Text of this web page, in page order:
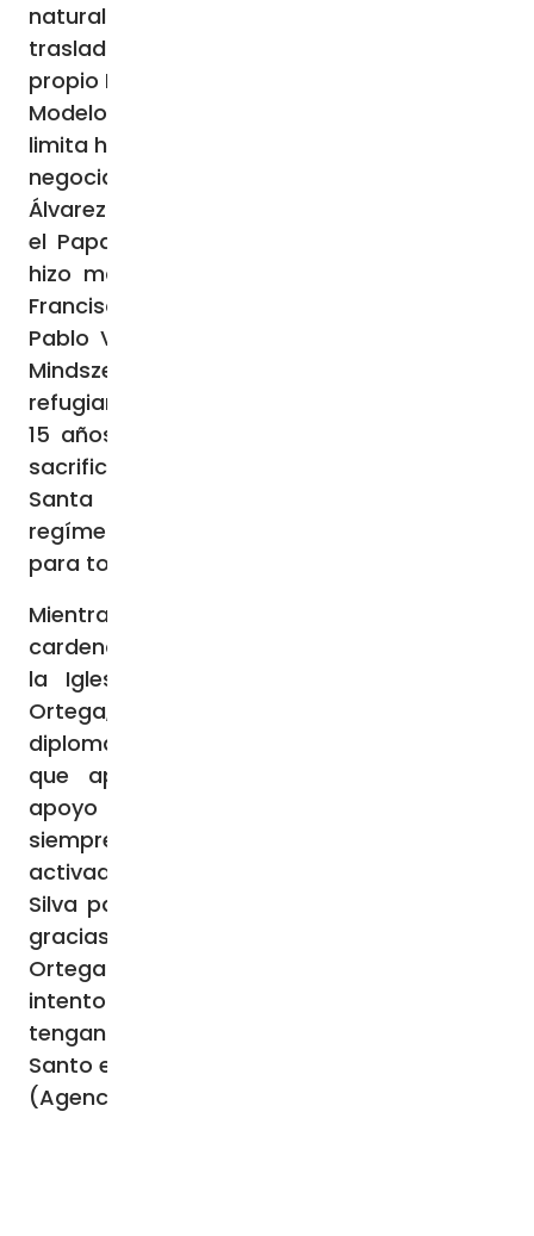
natural (el obispo de Matagalpa suele
trasladarse a Managua, como le ocurrió al
propio Brenes) está engullido en la cárcel La
Modelo, y la nunciatura está cerrada, lo que
limita hasta la capacidad del Vaticano para
negociar la liberación de Álvarez. El obispo
Álvarez dijo que sólo abandonaría el país si
el Papa se lo pedía. El Papa Juan Pablo II
hizo marchar al Arzobispo de La Habana,
Francisco Ricardo Oves, en 1980, y el Papa
Pablo VI pidió al Cardenal húngaro József
Mindszenty que viniera a Roma tras
refugiarse en la Embajada de EE.UU. durante
15 años. Todos ellos tuvieron que aceptar
sacrificios en las opciones tomadas por la
Santa Sede para hacer frente a los
regímenes comunistas y preservar la Iglesia
para toda la comunidad de fieles.
Mientras tanto, debemos rezar por el
cardenal Brenes. En su intento por preservar
la Iglesia, el arzobispo de Cuba, Jamie
Ortega, siempre ha contado con
diplomáticos discretos del Vaticano en los
que apoyarse, pero Brenes tiene poco
apoyo local. Entre bastidores, el Papa
siempre está trabajando. Sabemos que ha
activado al presidente brasileño Luis Lula da
Silva para que ayude a sostener a Álvarez
gracias a las relaciones del presidente con
Ortega. No podemos conocer otros
intentos, pero debemos rezar para que
tengan éxito. Y pase lo que pase, el Espíritu
Santo es nuestro abogado.
(Agencia Fides 21/9/2023)